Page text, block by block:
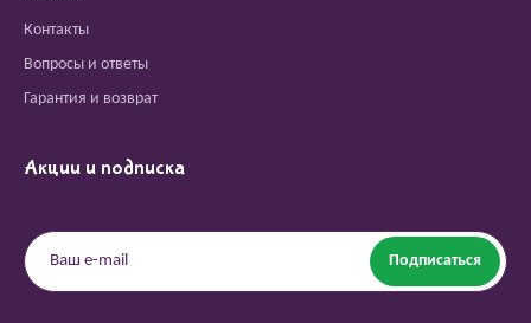
Контакты
Вопросы и ответы
Гарантия и возврат
Акции и подписка
Подписаться